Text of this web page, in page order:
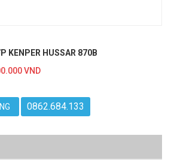
KENPER HUSSAR 870B
VND
0862.684.133